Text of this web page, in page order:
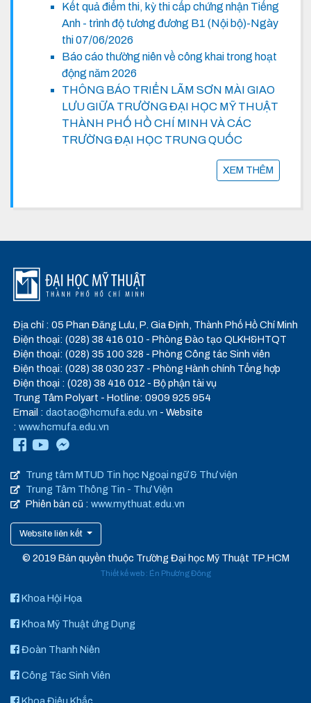
Kết quả điểm thi, kỳ thi cấp chứng nhận Tiếng
Anh - trình độ tương đương B1 (Nội bộ)-Ngày
thi 07/06/2026
Báo cáo thường niên về công khai trong hoạt
động năm 2026
THÔNG BÁO TRIỂN LÃM SƠN MÀI GIAO
LƯU GIỮA TRƯỜNG ĐẠI HỌC MỸ THUẬT
THÀNH PHỐ HỒ CHÍ MINH VÀ CÁC
TRƯỜNG ĐẠI HỌC TRUNG QUỐC
XEM THÊM
Địa chỉ : 05 Phan Đăng Lưu, P. Gia Định, Thành Phố Hồ Chí Minh
Điện thoại: (028) 38 416 010 - Phòng Đào tạo QLKH&HTQT
Điện thoại: (028) 35 100 328 - Phòng Công tác Sinh viên
Điện thoại: (028) 38 030 237 - Phòng Hành chính Tổng hợp
Điện thoại : (028) 38 416 012 - Bộ phận tài vụ
Trung Tâm Polyart - Hotline: 0909 925 954
Email : daotao@hcmufa.edu.vn - Website
: www.hcmufa.edu.vn
Trung tâm MTUD Tin học Ngoại ngữ & Thư viện
Trung Tâm Thông Tin - Thư Viện
Phiên bản cũ : www.mythuat.edu.vn
Website liên kết
© 2019 Bản quyền thuộc Trường Đại học Mỹ Thuật TP.HCM
Thiết kế web: Én Phương Đông
Khoa Hội Họa
Khoa Mỹ Thuật ứng Dụng
Đoàn Thanh Niên
Công Tác Sinh Viên